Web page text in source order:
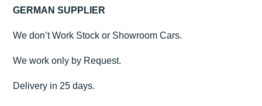
GERMAN SUPPLIER
We don’t Work Stock or Showroom Cars.
We work only by Request.
Delivery in 25 days.